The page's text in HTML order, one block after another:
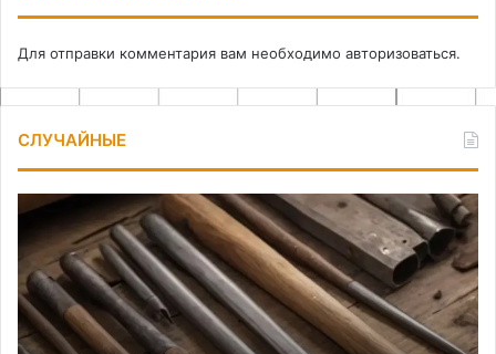
Для отправки комментария вам необходимо авторизоваться.
СЛУЧАЙНЫЕ
Выбор
элементной
базы
для
автомобильного
спецсигнала
в